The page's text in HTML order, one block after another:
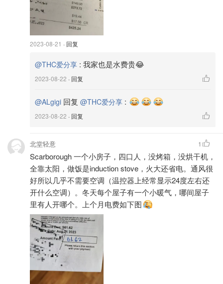
2023-08-21 · 回复
@THC爱分享 : 我家也是水费贵😂
2023-08-22 · 回复
@ALgigi 回复 @THC爱分享 :
2023-08-22 · 回复
北堂轻意
Scarborough 一个小房子，四口人，没烤箱，没烘干机，
全靠太阳，做饭是induction stove，火大还省电。通风很
好所以几乎不需要空调（温控器上经常显示24度左右还
开什么空调）。冬天每个屋子有一个小暖气，哪间屋子
里有人开哪个。上个月电费如下图
1